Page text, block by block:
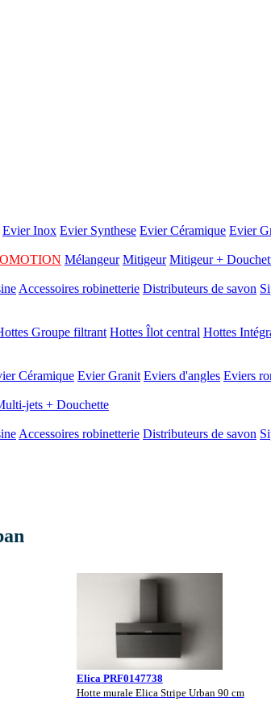
Evier Inox Evier Synthese Evier Céramique Evier
Mélangeur Mitigeur Mitigeur +
Accessoires robinetterie Distributeurs de savon
Groupe filtrant Hottes Îlot central Hottes
Céramique Evier Granit Eviers d'angles Eviers
jets + Douchette
Accessoires robinetterie Distributeurs de savon
Elica PRF0147738
Hotte murale Elica Stripe Urban 90 cm